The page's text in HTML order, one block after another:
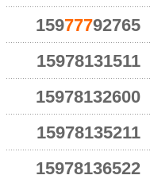
15977792765
15978131511
15978132600
15978135211
15978136522